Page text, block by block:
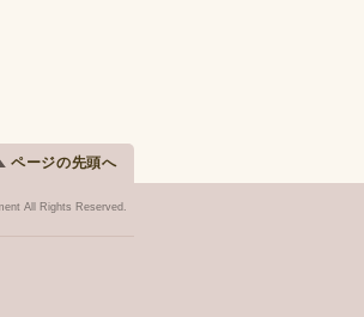
ページの先頭へ
All Rights Reserved.